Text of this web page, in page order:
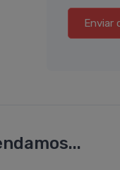
Enviar